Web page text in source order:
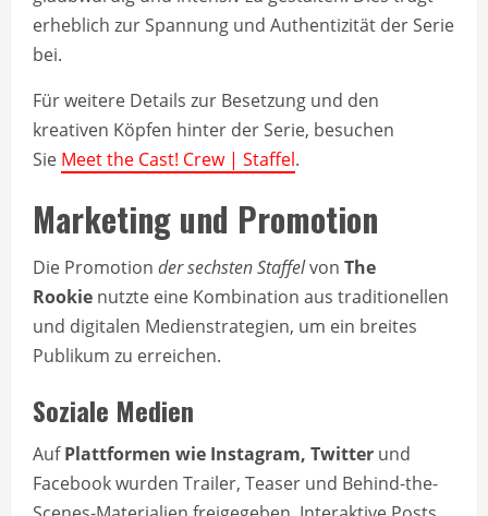
erheblich zur Spannung und Authentizität der Serie
bei.
Für weitere Details zur Besetzung und den
kreativen Köpfen hinter der Serie, besuchen
Sie Meet the Cast! Crew | Staffel.
Marketing und Promotion
Die Promotion der sechsten Staffelvon The
Rookie nutzte eine Kombination aus traditionellen
und digitalen Medienstrategien, um ein breites
Publikum zu erreichen.
Soziale Medien
AufPlattformen wie Instagram, Twitter und
Facebook wurden Trailer, Teaser und Behind-the-